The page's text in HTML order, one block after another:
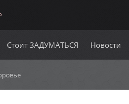
Стоит ЗАДУМАТЬСЯ Новости